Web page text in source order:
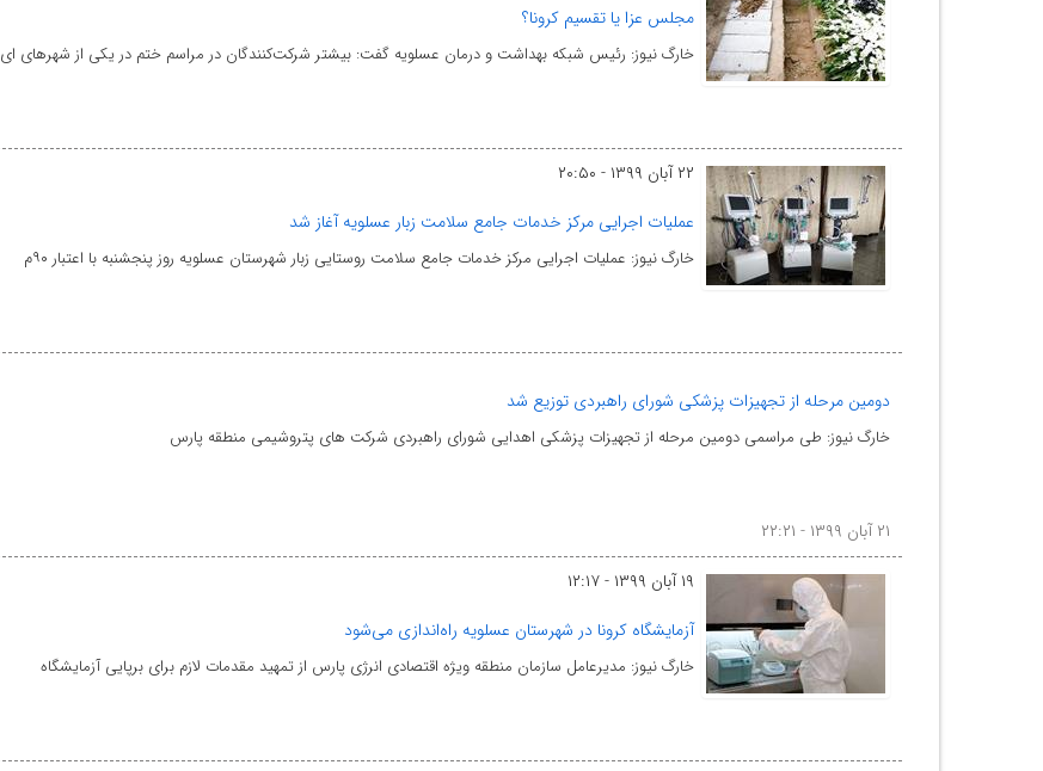
مجلس عزا یا تقسیم کرونا؟
خارگ نیوز: رئیس شبکه بهداشت و درمان عسلویه گفت: بیشتر شرکت‌کنندگان در مراسم ختم در یکی از شهر‌های ای
۲۲ آبان ۱۳۹۹ - ۲۰:۵۰
عملیات اجرایی مرکز خدمات جامع سلامت زبار عسلویه آغاز شد
خارگ نیوز: عملیات اجرایی مرکز خدمات جامع سلامت روستایی زبار شهرستان عسلویه روز پنجشنبه با اعتبار ۹۰م
دومین مرحله از تجهیزات پزشکی شورای راهبردی توزیع شد
خارگ نیوز: طی مراسمی دومین مرحله از تجهیزات پزشکی اهدایی شورای راهبردی شرکت های پتروشیمی منطقه پارس
۲۱ آبان ۱۳۹۹ - ۲۲:۲۱
۱۹ آبان ۱۳۹۹ - ۱۲:۱۷
آزمایشگاه کرونا در شهرستان عسلویه راه‌اندازی می‌شود
خارگ نیوز: مدیرعامل سازمان منطقه ویژه اقتصادی انرژی پارس از تمهید مقدمات لازم برای برپایی آزمایشگاه